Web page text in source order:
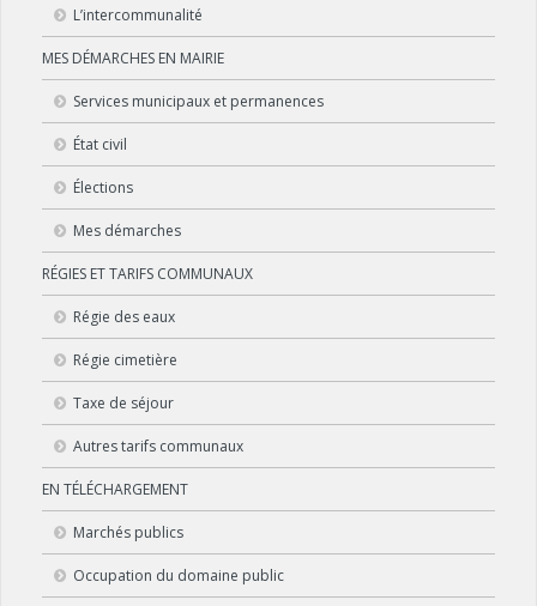
L’intercommunalité
MES DÉMARCHES EN MAIRIE
Services municipaux et permanences
État civil
Élections
Mes démarches
RÉGIES ET TARIFS COMMUNAUX
Régie des eaux
Régie cimetière
Taxe de séjour
Autres tarifs communaux
EN TÉLÉCHARGEMENT
Marchés publics
Occupation du domaine public